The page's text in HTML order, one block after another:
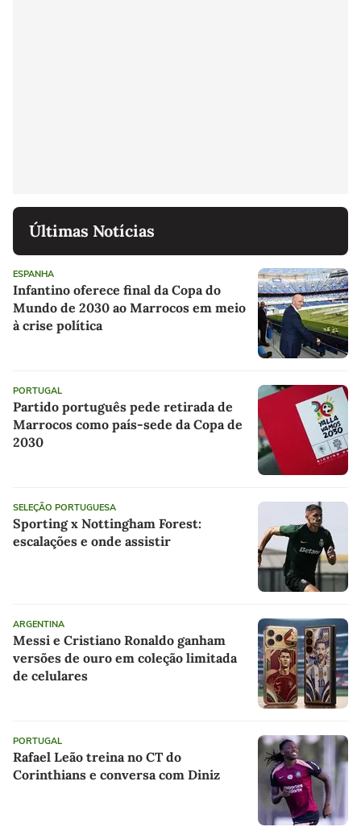
Últimas Notícias
ESPANHA
Infantino oferece final da Copa do
Mundo de 2030 ao Marrocos em meio
à crise política
PORTUGAL
Partido português pede retirada de
Marrocos como país-sede da Copa de
2030
SELEÇÃO PORTUGUESA
Sporting x Nottingham Forest:
escalações e onde assistir
ARGENTINA
Messi e Cristiano Ronaldo ganham
versões de ouro em coleção limitada
de celulares
PORTUGAL
Rafael Leão treina no CT do
Corinthians e conversa com Diniz